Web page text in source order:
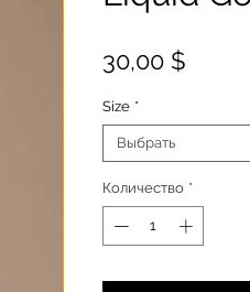
30,00 $
Size *
Выбрать
Количество *